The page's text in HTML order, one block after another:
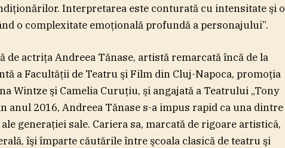
Interpretarea este conturată cu intensitate şi o
o complexitate emoţională profundă a personajului”.
actriţa Andreea Tănase, artistă remarcată încă de la
a Facultăţii de Teatru şi Film din Cluj-Napoca, promoţia
Wintze şi Camelia Curuţiu, şi angajată a Teatrului „Tony
anul 2016, Andreea Tănase s-a impus rapid ca una dintre
generaţiei sale. Cariera sa, marcată de rigoare artisticã,
îşi împarte căutările între şcoala clasică de teatru şi